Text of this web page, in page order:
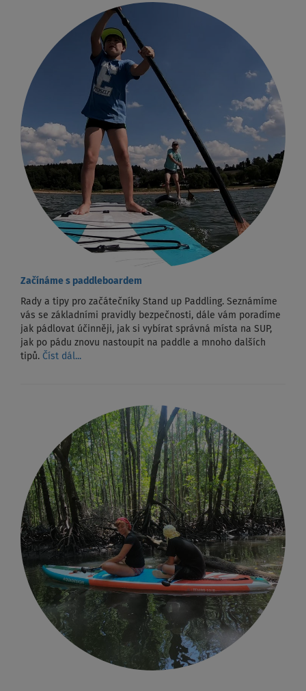
Začínáme s paddleboardem
Rady a tipy pro začátečníky Stand up Paddling. Seznámíme
vás se základními pravidly bezpečnosti, dále vám poradíme
jak pádlovat účinněji, jak si vybírat správná místa na SUP,
jak po pádu znovu nastoupit na paddle a mnoho dalších
tipů. Číst dál...